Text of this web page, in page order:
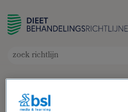
Doelgroep: Kinderen en